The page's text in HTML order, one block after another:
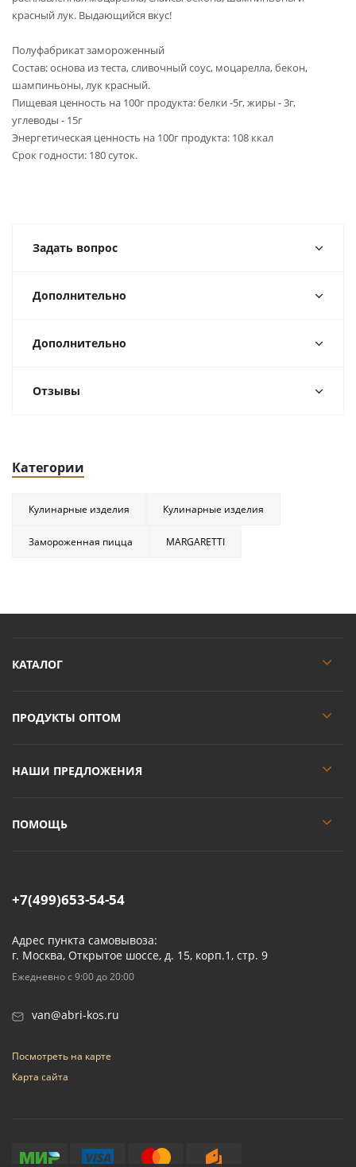
красный лук. Выдающийся вкус!
Полуфабрикат замороженный
Состав: основа из теста, сливочный соус, моцарелла, бекон,
шампиньоны, лук красный.
Пищевая ценность на 100г продукта: белки -5г, жиры - 3г,
углеводы - 15г
Энергетическая ценность на 100г продукта: 108 ккал
Срок годности: 180 суток.
Задать вопрос
Дополнительно
Дополнительно
Отзывы
Категории
Кулинарные изделия Кулинарные изделия
Замороженная пицца MARGARETTI
КАТАЛОГ
ПРОДУКТЫ ОПТОМ
НАШИ ПРЕДЛОЖЕНИЯ
ПОМОЩЬ
+7(499)653-54-54
Адрес пункта самовывоза:
г. Москва, Открытое шоссе, д. 15, корп.1, стр. 9
Ежедневно с 9:00 до 20:00
van@abri-kos.ru
Посмотреть на карте
Карта сайта